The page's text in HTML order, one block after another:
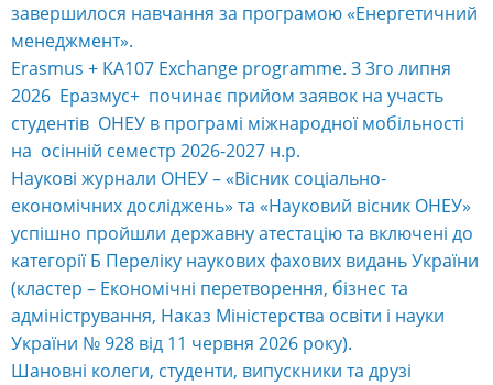
завершилося навчання за програмою «Енергетичний
менеджмент».
Erasmus + KA107 Exchange programme. З 3го липня
2026 Еразмус+ починає прийом заявок на участь
студентів ОНЕУ в програмі міжнародної мобільності
на осінній семестр 2026-2027 н.р.
Наукові журнали ОНЕУ – «Вісник соціально-
економічних досліджень» та «Науковий вісник ОНЕУ»
успішно пройшли державну атестацію та включені до
категорії Б Переліку наукових фахових видань України
(кластер – Економічні перетворення, бізнес та
адміністрування, Наказ Міністерства освіти і науки
України № 928 від 11 червня 2026 року).
Шановні колеги, студенти, випускники та друзі